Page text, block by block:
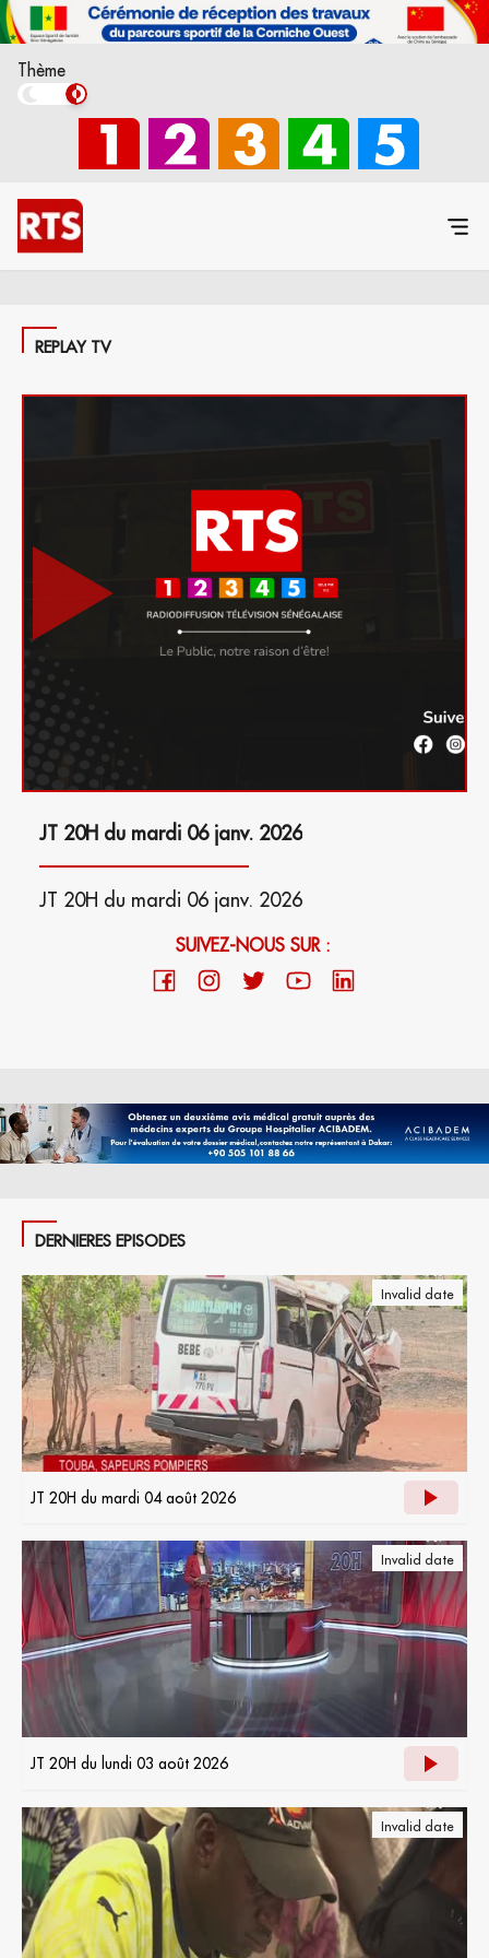
Thème
REPLAY TV
JT 20H du mardi 06 janv. 2026
JT 20H du mardi 06 janv. 2026
SUIVEZ-NOUS SUR :
DERNIERES EPISODES
Invalid date
JT 20H du mardi 04 août 2026
Invalid date
JT 20H du lundi 03 août 2026
Invalid date